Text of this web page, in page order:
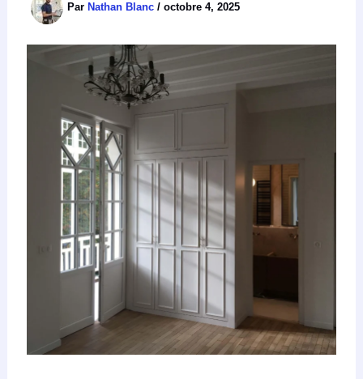
Par Nathan Blanc / octobre 4, 2025